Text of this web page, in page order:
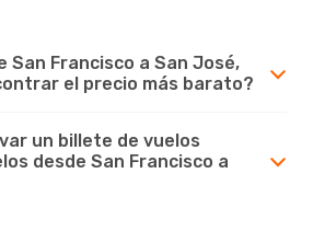
San Francisco a San José,
el precio más barato?
un billete de vuelos
desde San Francisco a